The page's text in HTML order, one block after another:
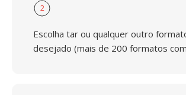
2
Escolha tar ou qualquer outro
desejado (mais de 200 formatos